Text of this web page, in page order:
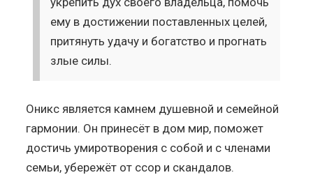
ему в достижении поставленных целей,
притянуть удачу и богатство и прогнать
злые силы.
Оникс является камнем душевной и семейной
гармонии. Он принесёт в дом мир, поможет
достичь умиротворения с собой и с членами
семьи, убережёт от ссор и скандалов.